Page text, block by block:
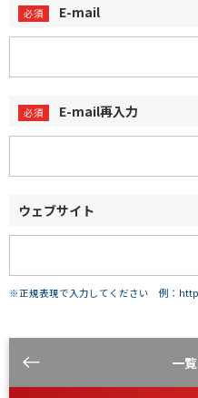
E-mail
E-mail再入力
ウェブサイト
※正規表現で入力してください 例：
一